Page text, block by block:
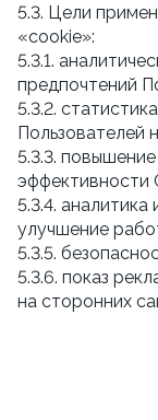
5.3. Цели
«cookie»:
5.3.1.
предпочтений
5.3.2.
Пользователей
5.3.3.
эффективности
5.3.4.
улучшение
5.3.5.
5.3.6. показ
на сторонних